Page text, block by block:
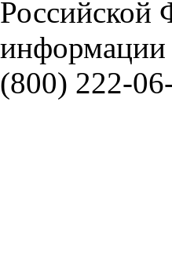
Российской
информации
(800) 222-